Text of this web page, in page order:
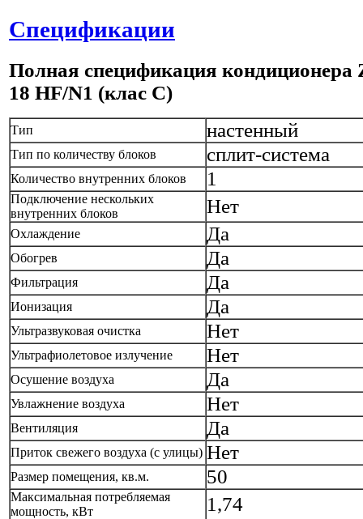
Спецификации
Полная спецификация кондиционера
18 HF/N1 (клас С)
Тип настенный
Тип по количеству блоков сплит-система
Количество внутренних блоков 1
Подключение нескольких
внутренних блоков
Нет
Охлаждение Да
Обогрев Да
Фильтрация Да
Ионизация Да
Ультразвуковая очистка Нет
Ультрафиолетовое излучение Нет
Осушение воздуха Да
Увлажнение воздуха Нет
Вентиляция Да
Приток свежего воздуха (с улицы) Нет
Размер помещения, кв.м. 50
Максимальная потребляемая
мощность, кВт
1,74